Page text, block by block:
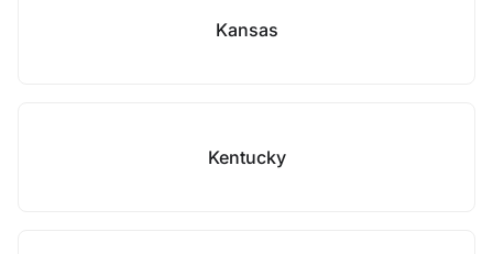
Kansas
Kentucky